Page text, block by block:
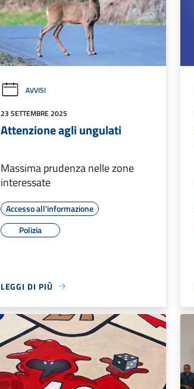
AVVISI
23 SETTEMBRE 2025
Attenzione agli ungulati
Massima prudenza nelle zone
interessate
Accesso all'informazione
Polizia
LEGGI DI PIÙ